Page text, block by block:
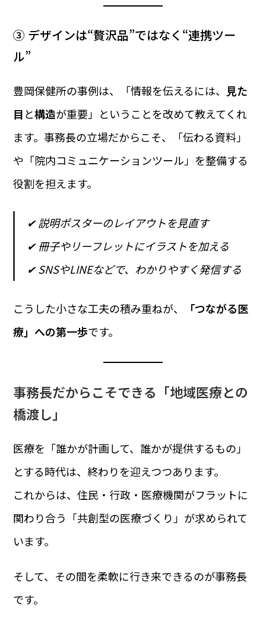
③ デザインは“贅沢品”ではなく“連携ツー
ル”
豊岡保健所の事例は、「情報を伝えるには、 見た
目と構造が重要」ということを改めて教えてくれ
ます。事務長の立場だからこそ、「伝わる資料」
や「院内コミュニケーションツール」を整備する
役割を担えます。
✔ 説明ポスターのレイアウトを見直す
✔ 冊子やリーフレットにイラストを加える
✔ SNSやLINEなどで、わかりやすく発信する
こうした小さな工夫の積み重ねが、
「つながる医
療」への第一歩です。
事務長だからこそできる「地域医療との
橋渡し」
医療を「誰かが計画して、誰かが提供するもの」
とする時代は、終わりを迎えつつあります。
これからは、住民・行政・医療機関がフラットに
関わり合う「共創型の医療づくり」が求められて
います。
そして、その間を柔軟に行き来できるのが事務長
です。